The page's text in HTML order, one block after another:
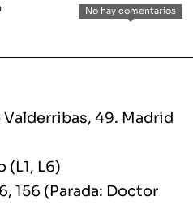
No hay comentarios
49. Madrid
(L1, L6)
156 (Parada: Doctor